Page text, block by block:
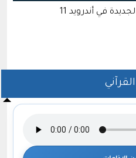
في أندرويد 11